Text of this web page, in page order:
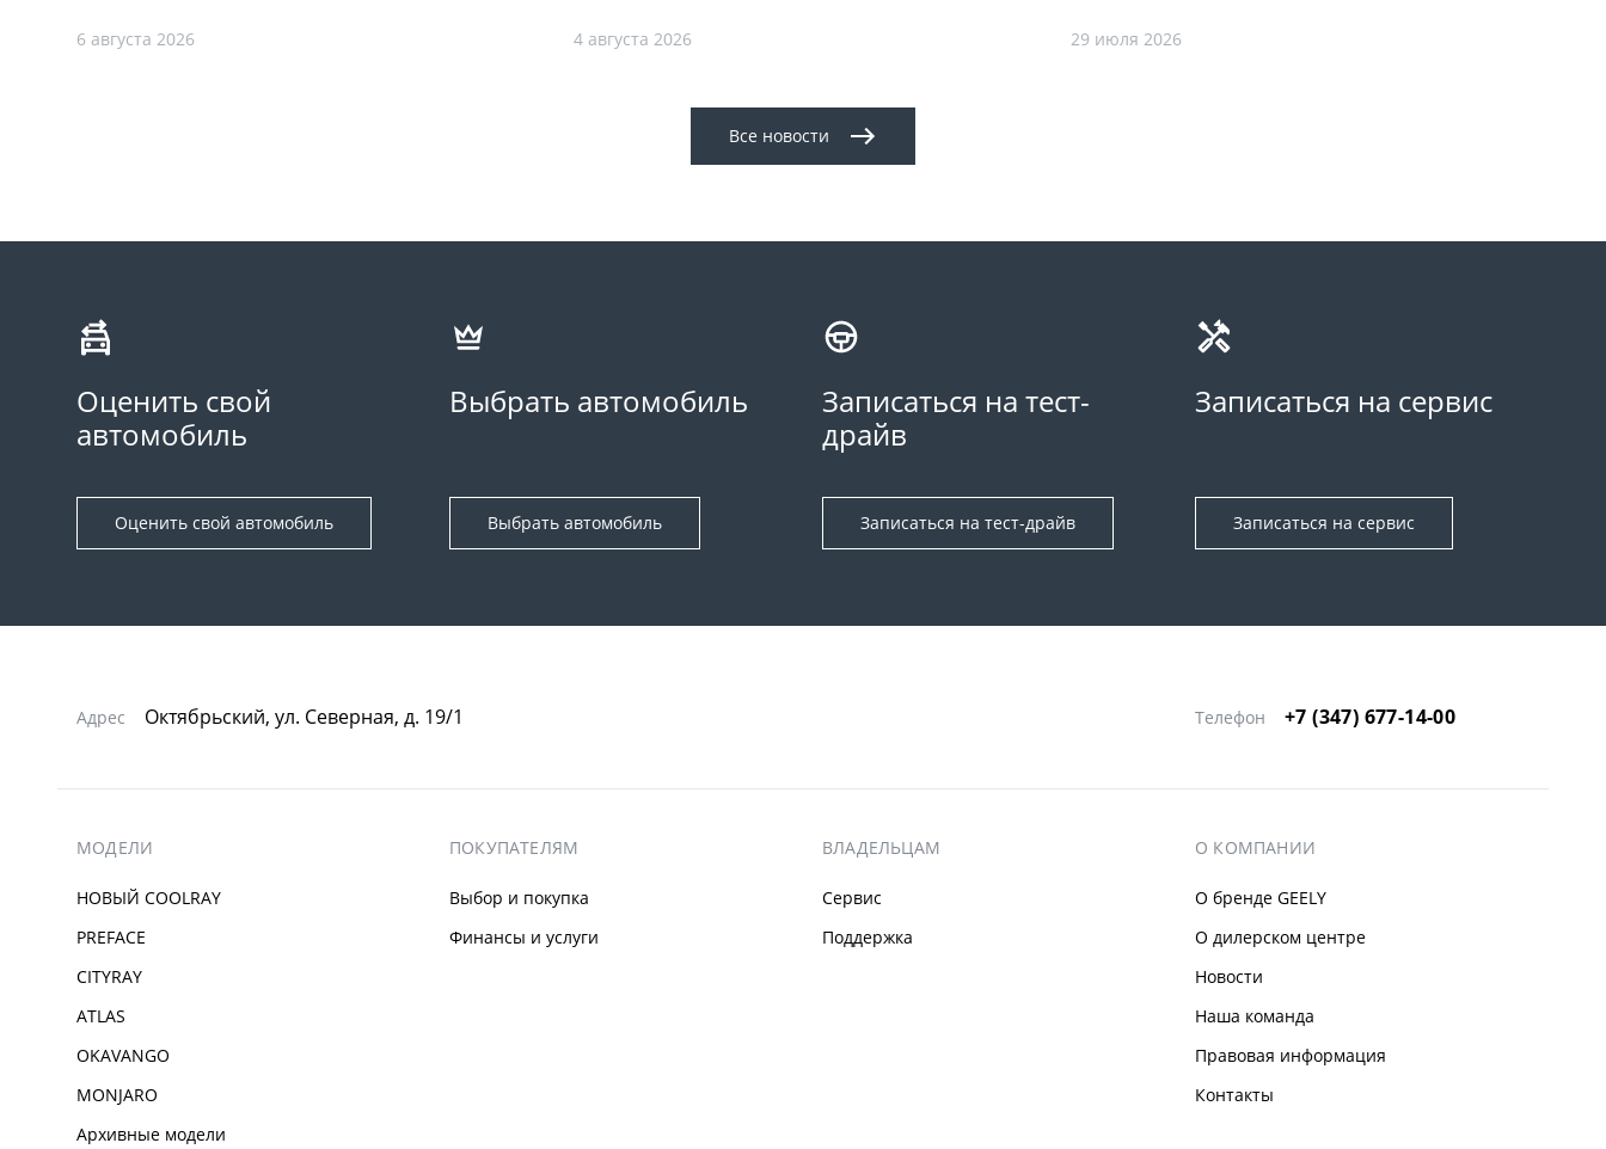
6 августа 2026 4 августа 2026 29 июля 2026
Все новости
Оценить свой
автомобиль
Оценить свой автомобиль
Выбрать автомобиль
Выбрать автомобиль
Записаться на тест-
драйв
Записаться на тест-драйв
Записаться на сервис
Записаться на сервис
Адрес Октябрьский, ул. Северная, д. 19/1 Телефон +7 (347) 677-14-00
МОДЕЛИ
НОВЫЙ COOLRAY
PREFACE
CITYRAY
ATLAS
OKAVANGO
MONJARO
Архивные модели
ПОКУПАТЕЛЯМ
Выбор и покупка
Финансы и услуги
ВЛАДЕЛЬЦАМ
Сервис
Поддержка
О КОМПАНИИ
О бренде GEELY
О дилерском центре
Новости
Наша команда
Правовая информация
Контакты